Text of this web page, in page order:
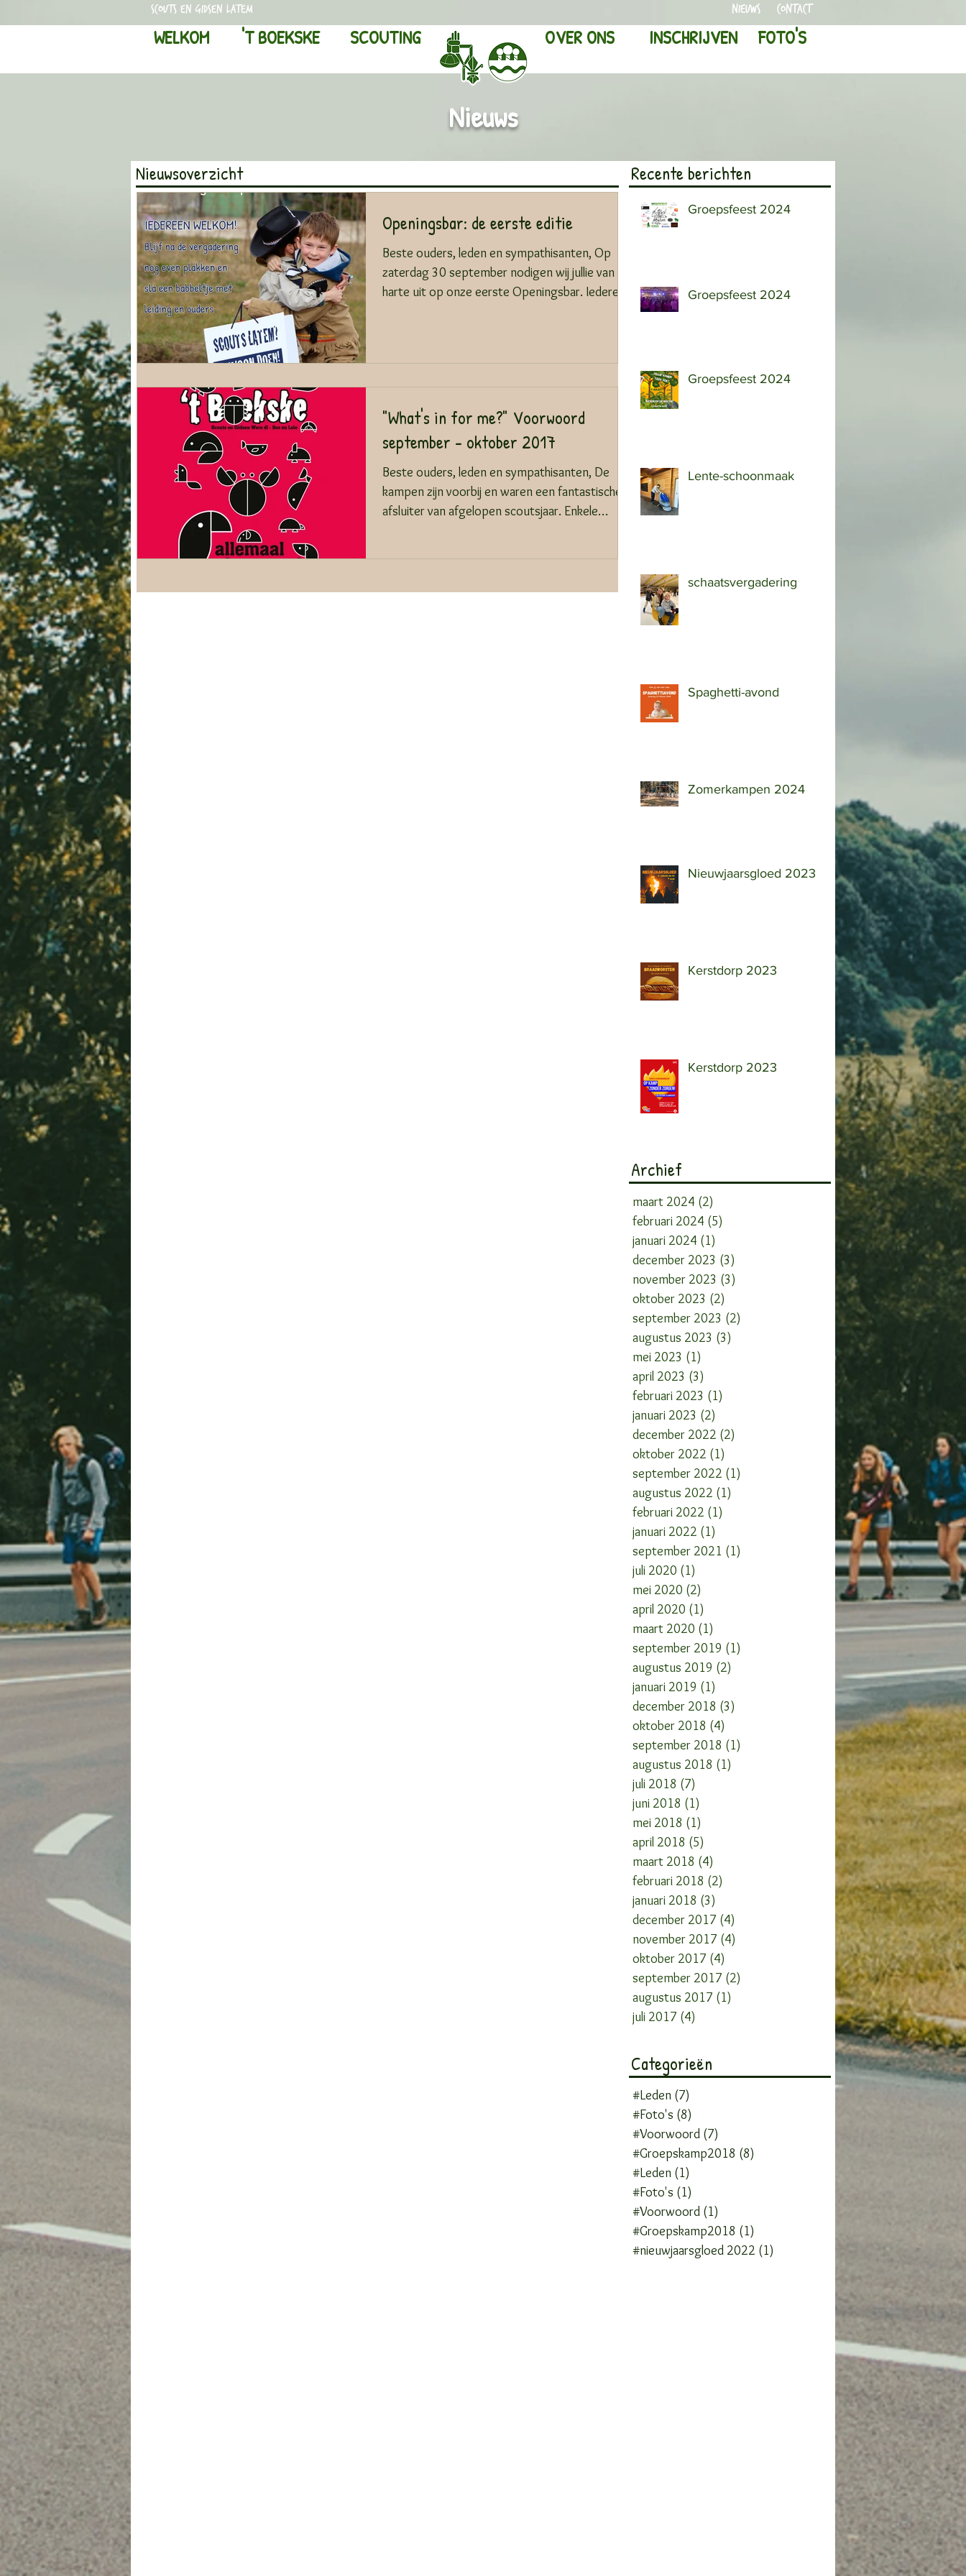
scouts en gidsen latem Nieuws CONTACT
WELKOM 'T BOEKSKE SCOUTING FOTO'S
INSCHRIJVEN
OVER ONS
Nieuws
Nieuwsoverzicht Recente berichten
Groepsfeest 2024
Groepsfeest 2024
Groepsfeest 2024
Lente-schoonmaak
schaatsvergadering
Spaghetti-avond
Zomerkampen 2024
Nieuwjaarsgloed 2023
Kerstdorp 2023
Kerstdorp 2023
Archief
maart 2024 (2)
februari 2024 (5)
januari 2024 (1)
december 2023 (3)
november 2023 (3)
oktober 2023 (2)
september 2023 (2)
augustus 2023 (3)
mei 2023 (1)
april 2023 (3)
februari 2023 (1)
januari 2023 (2)
december 2022 (2)
oktober 2022 (1)
september 2022 (1)
augustus 2022 (1)
februari 2022 (1)
januari 2022 (1)
september 2021 (1)
juli 2020 (1)
mei 2020 (2)
april 2020 (1)
maart 2020 (1)
september 2019 (1)
augustus 2019 (2)
januari 2019 (1)
december 2018 (3)
oktober 2018 (4)
september 2018 (1)
augustus 2018 (1)
juli 2018 (7)
juni 2018 (1)
mei 2018 (1)
april 2018 (5)
maart 2018 (4)
februari 2018 (2)
januari 2018 (3)
december 2017 (4)
november 2017 (4)
oktober 2017 (4)
september 2017 (2)
augustus 2017 (1)
juli 2017 (4)
Categorieën
#Leden (7)
#Foto's (8)
#Voorwoord (7)
#Groepskamp2018 (8)
#Leden (1)
#Foto's (1)
#Voorwoord (1)
#Groepskamp2018 (1)
#nieuwjaarsgloed 2022 (1)
Openingsbar: de eerste editie
Beste ouders, leden en sympathisanten, Op
zaterdag 30 september nodigen wij jullie van
harte uit op onze eerste Openingsbar. Iedereen
"What's in for me?" Voorwoord
september - oktober 2017
Beste ouders, leden en sympathisanten, De
kampen zijn voorbij en waren een fantastische
afsluiter van afgelopen scoutsjaar. Enkele